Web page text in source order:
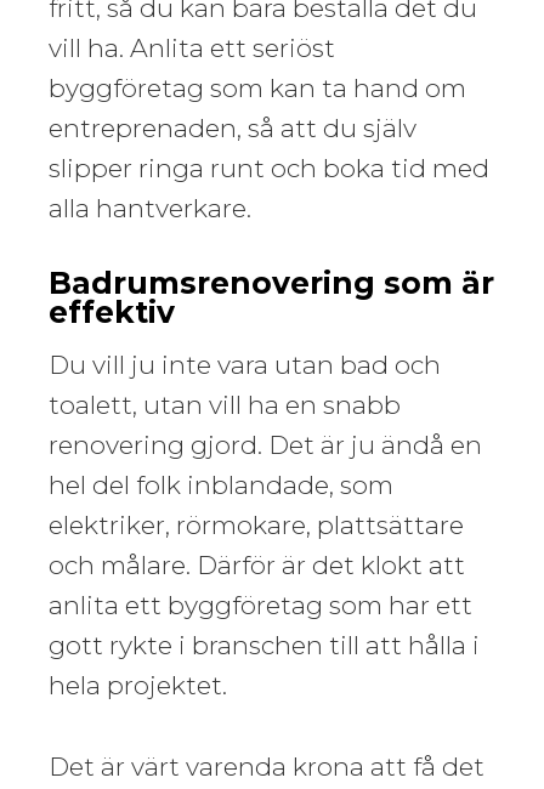
fritt, så du kan bara beställa det du
vill ha. Anlita ett seriöst
byggföretag som kan ta hand om
entreprenaden, så att du själv
slipper ringa runt och boka tid med
alla hantverkare.
Badrumsrenovering som är
effektiv
Du vill ju inte vara utan bad och
toalett, utan vill ha en snabb
renovering gjord. Det är ju ändå en
hel del folk inblandade, som
elektriker, rörmokare, plattsättare
och målare. Därför är det klokt att
anlita ett byggföretag som har ett
gott rykte i branschen till att hålla i
hela projektet.
Det är värt varenda krona att få det